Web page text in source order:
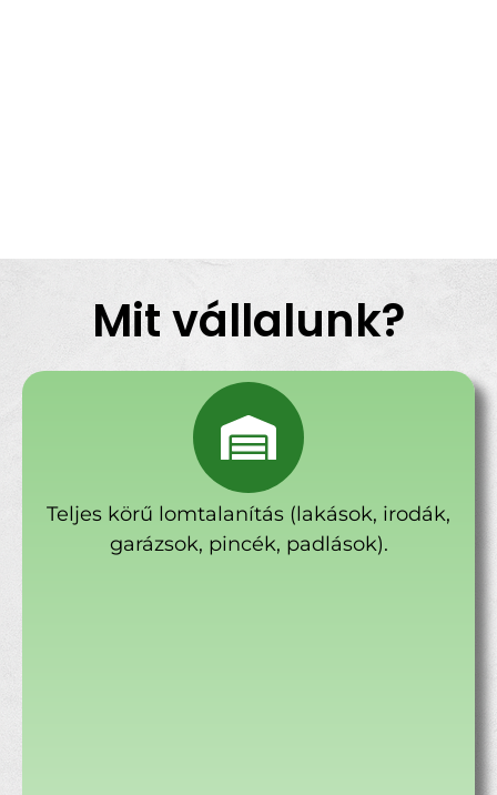
Mit vállalunk?
Teljes körű lomtalanítás (lakások, irodák,
garázsok, pincék, padlások).